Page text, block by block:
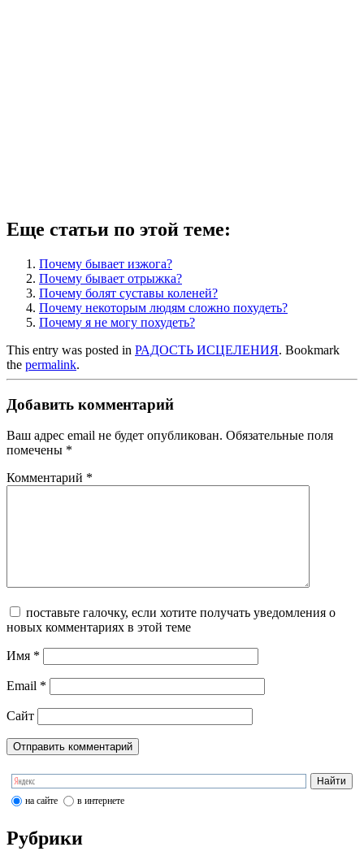
Еще статьи по этой теме:
Почему бывает изжога?
Почему бывает отрыжка?
Почему болят суставы коленей?
Почему некоторым людям сложно похудеть?
Почему я не могу похудеть?
This entry was posted in РАДОСТЬ ИСЦЕЛЕНИЯ. Bookmark
the permalink.
Добавить комментарий
Ваш адрес email не будет опубликован. Обязательные поля
помечены *
Комментарий *
поставьте галочку, если хотите получать уведомления о
новых комментариях в этой теме
Имя *
Email *
Сайт
на сайте в интернете
Рубрики